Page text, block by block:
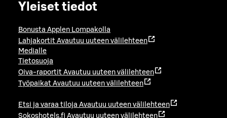
Yleiset tiedot
Bonusta Applen Lompakolla
Lahjakortit Avautuu uuteen välilehteen
Medialle
Tietosuoja
Oiva-raportit Avautuu uuteen välilehteen
Työpaikat Avautuu uuteen välilehteen
Etsi ja varaa tiloja Avautuu uuteen välilehteen
Sokoshotels.fi Avautuu uuteen välilehteen